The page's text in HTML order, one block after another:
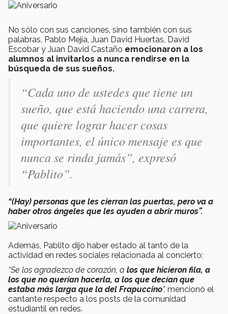
No sólo con sus canciones, sino también con sus
palabras, Pablo Mejía, Juan David Huertas, David
Escobar y Juan David Castaño emocionaron a los
alumnos al invitarlos a nunca rendirse en la
búsqueda de sus sueños.
“Cada uno de ustedes que tiene un
sueño, que está haciendo una carrera,
que quiere lograr hacer cosas
importantes, el único mensaje es que
nunca se rinda jamás”, expresó
“Pablito”.
“(Hay) personas que les cierran las puertas, pero va a
haber otros ángeles que les ayuden a abrir muros”.
Además, Pablito dijo haber estado al tanto de la
actividad en redes sociales relacionada al concierto:
“Se los agradezco de corazón, a los que hicieron fila, a
los que no querían hacerla, a los que decían que
estaba más larga que la del Frapuccino”, mencionó el
cantante respecto a los posts de la comunidad
estudiantil en redes.